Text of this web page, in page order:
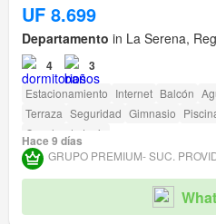
UF 8.699
Departamento in La Serena,
4 3
Estacionamiento Internet Balcón
Terraza Seguridad Gimnasio
Cancha de tenis
Hace 9 días
GRUPO PREMIUM- SUC.